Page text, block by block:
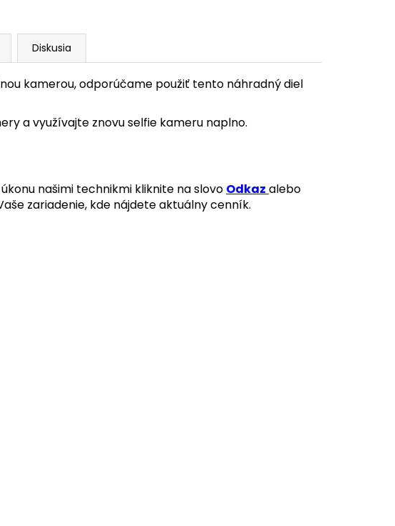
Diskusia
kamerou, odporúčame použiť tento náhradný diel
a využívajte znovu selfie kameru naplno.
našimi technikmi kliknite na slovo Odkaz alebo
zariadenie, kde nájdete aktuálny cenník.